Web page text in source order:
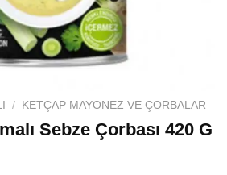
/ KETÇAP MAYONEZ VE ÇORBALAR
Sebze Çorbası 420 G